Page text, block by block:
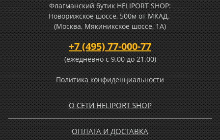
Флагманский бутик HELIPORT SHOP:
Новорижское шоссе, 500м от МКАД.
(Москва, Мякиникское шоссе, 1А)
+7 (495) 77-000-77
(ежедневно c 9.00 до 21.00)
Политика конфиденциальности
О СЕТИ HELIPORT SHOP
ОПЛАТА И ДОСТАВКА